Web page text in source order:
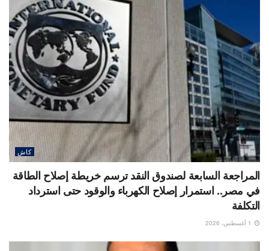
كاش
المراجعة السابعة لصندوق النقد ترسم خريطة إصلاح الطاقة
في مصر.. استمرار إصلاح الكهرباء والوقود حتى استرداد
التكلفة